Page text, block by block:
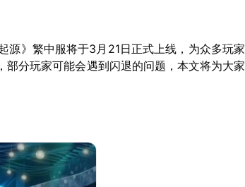
源》繁中服将于3月21日正式上线，为众多玩家
分玩家可能会遇到闪退的问题，本文将为大家